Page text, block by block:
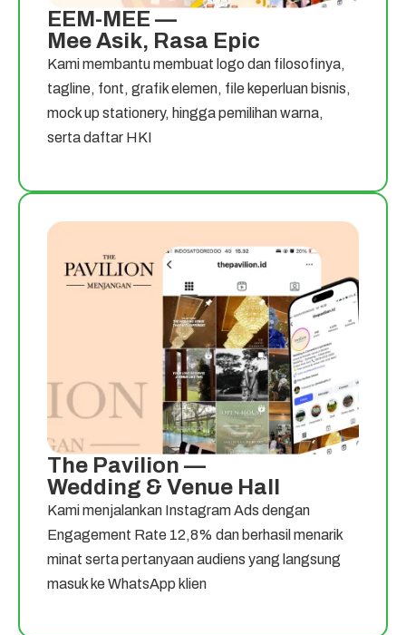
EEM-MEE —
Mee Asik, Rasa Epic
Kami membantu membuat logo dan filosofinya,
tagline, font, grafik elemen, file keperluan bisnis,
mock up stationery, hingga pemilihan warna,
serta daftar HKI
The Pavilion —
Wedding & Venue Hall
Kami menjalankan Instagram Ads dengan
Engagement Rate 12,8% dan berhasil menarik
minat serta pertanyaan audiens yang langsung
masuk ke WhatsApp klien